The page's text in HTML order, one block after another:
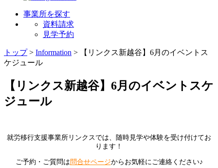
事業所を探す
資料請求
見学予約
トップ> Information >
【リンクス新越谷】6月のイベントス
ケジュール
【リンクス新越谷】6月のイベントスケ
ジュール
就労移行支援事業所リンクスでは、随時見学や体験を受け付けてお
ります！
ご予約・ご質問は 問合せページからお気軽にご連絡ください♪